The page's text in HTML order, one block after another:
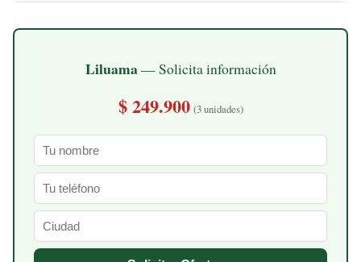
Liluama— Solicita información
$ 249.900 (3 unidades)